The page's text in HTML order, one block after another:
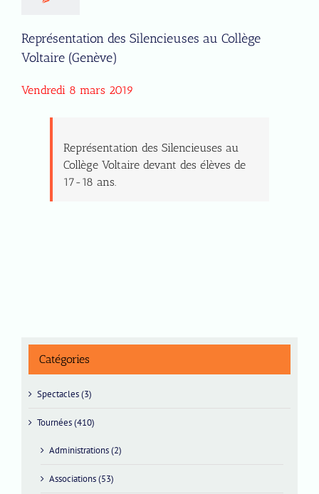
Représentation des Silencieuses au Collège
Voltaire (Genève)
Vendredi 8 mars 2019
Représentation des Silencieuses au
Collège Voltaire devant des élèves de
17-18 ans.
Catégories
Spectacles (3)
Tournées (410)
Administrations (2)
Associations (53)